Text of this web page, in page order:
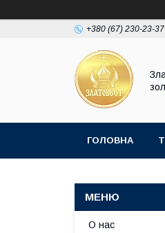
+380 (67) 230-23-37
ГОЛОВНА
О нас